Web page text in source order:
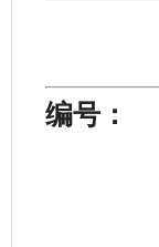
编号：